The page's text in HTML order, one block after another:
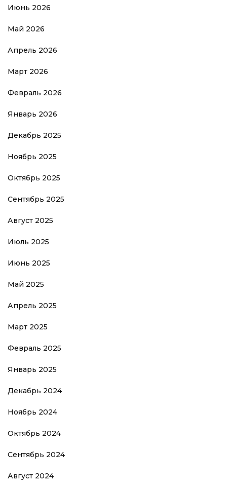
Июнь 2026
Май 2026
Апрель 2026
Март 2026
Февраль 2026
Январь 2026
Декабрь 2025
Ноябрь 2025
Октябрь 2025
Сентябрь 2025
Август 2025
Июль 2025
Июнь 2025
Май 2025
Апрель 2025
Март 2025
Февраль 2025
Январь 2025
Декабрь 2024
Ноябрь 2024
Октябрь 2024
Сентябрь 2024
Август 2024